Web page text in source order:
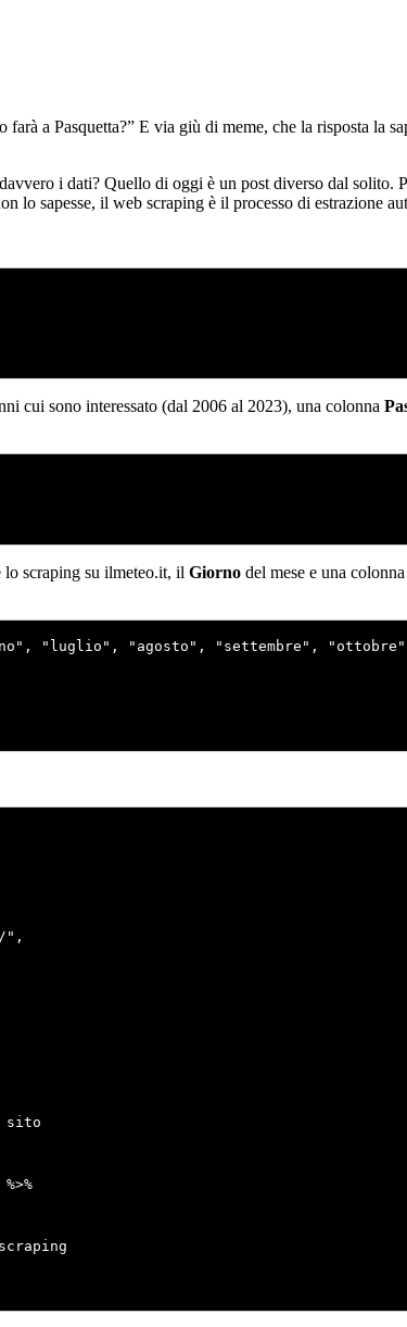
a Pasquetta?” E via giù di meme, che la risposta la
i dati? Quello di oggi è un post diverso dal solito.
lo sapesse, il web scraping è il processo di estrazione
cui sono interessato (dal 2006 al 2023), una colonna
lo scraping su ilmeteo.it, il Giorno del mese e una colonna
"luglio", "agosto", "settembre", "ottobre",
",
sito
%>%